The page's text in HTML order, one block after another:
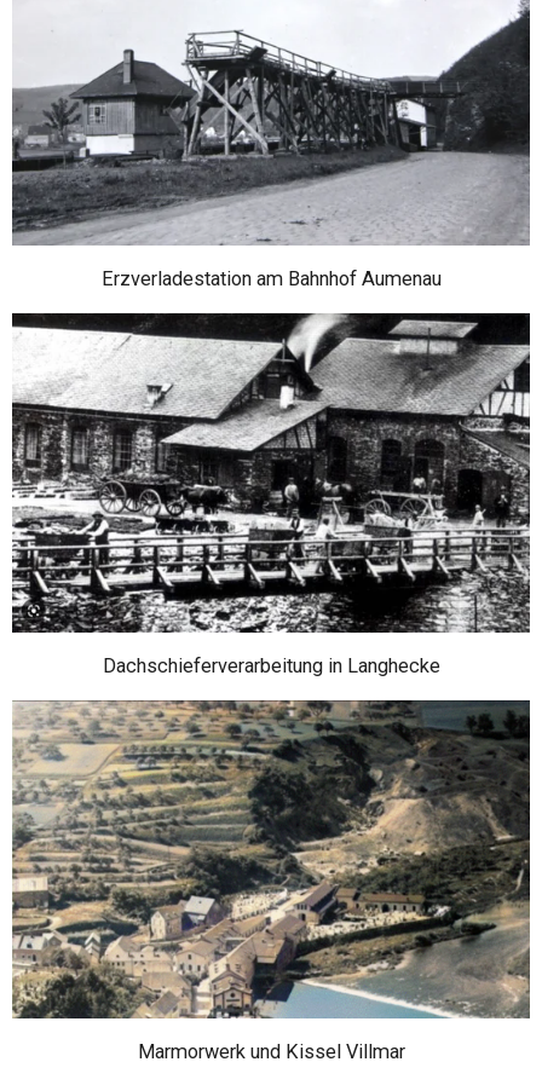
Erzverladestation am Bahnhof Aumenau
Dachschieferverarbeitung in Langhecke
Marmorwerk und Kissel Villmar